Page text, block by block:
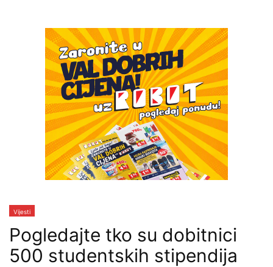
Vijesti
Pogledajte tko su dobitnici
500 studentskih stipendija